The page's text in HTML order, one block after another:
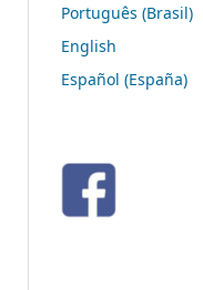
Português (Brasil)
English
Español (España)